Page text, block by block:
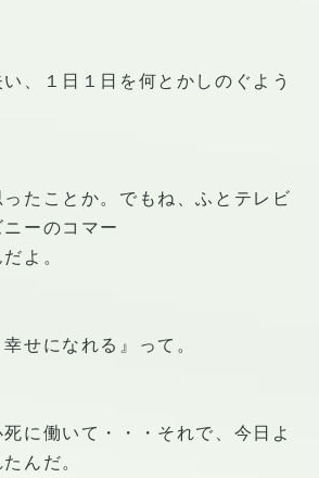
、１日１日を何とかしのぐよう
ったことか。でもね、ふとテレビ
ーのコマー
よ。
せになれる』って。
に働いて・・・それで、今日よ
んだ。